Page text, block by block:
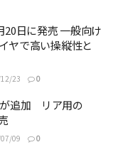
20日に発売 一般向け
ヤで高い操縦性と
23 0
が追加 リア用の
09 0